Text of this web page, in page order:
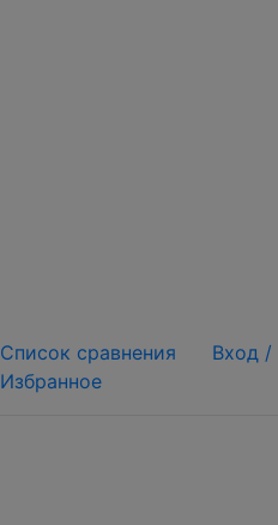
Список сравнения
Избранное
Вход /